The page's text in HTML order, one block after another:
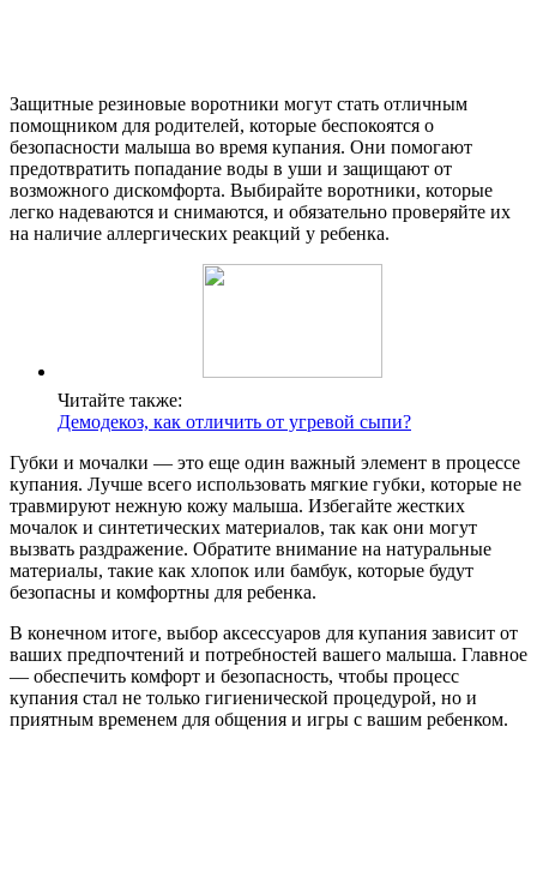
Защитные резиновые воротники могут стать отличным
помощником для родителей, которые беспокоятся о
безопасности малыша во время купания. Они помогают
предотвратить попадание воды в уши и защищают от
возможного дискомфорта. Выбирайте воротники, которые
легко надеваются и снимаются, и обязательно проверяйте их
на наличие аллергических реакций у ребенка.
Читайте также:
Демодекоз, как отличить от угревой сыпи?
Губки и мочалки — это еще один важный элемент в процессе
купания. Лучше всего использовать мягкие губки, которые не
травмируют нежную кожу малыша. Избегайте жестких
мочалок и синтетических материалов, так как они могут
вызвать раздражение. Обратите внимание на натуральные
материалы, такие как хлопок или бамбук, которые будут
безопасны и комфортны для ребенка.
В конечном итоге, выбор аксессуаров для купания зависит от
ваших предпочтений и потребностей вашего малыша. Главное
— обеспечить комфорт и безопасность, чтобы процесс
купания стал не только гигиенической процедурой, но и
приятным временем для общения и игры с вашим ребенком.